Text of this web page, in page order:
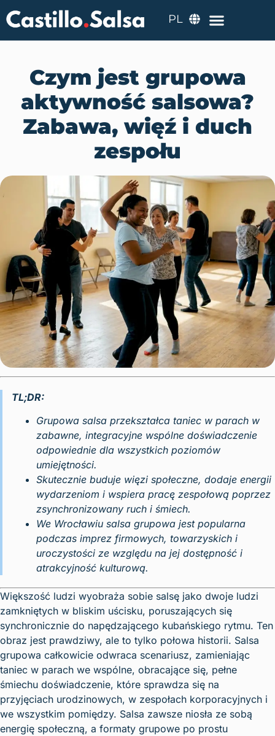
PL
Czym jest grupowa
aktywność salsowa?
Zabawa, więź i duch
zespołu
TL;DR:
Grupowa salsa przekształca taniec w parach w
zabawne, integracyjne wspólne doświadczenie
odpowiednie dla wszystkich poziomów
umiejętności.
Skutecznie buduje więzi społeczne, dodaje energii
wydarzeniom i wspiera pracę zespołową poprzez
zsynchronizowany ruch i śmiech.
We Wrocławiu salsa grupowa jest popularna
podczas imprez firmowych, towarzyskich i
uroczystości ze względu na jej dostępność i
atrakcyjność kulturową.
Większość ludzi wyobraża sobie salsę jako dwoje ludzi
zamkniętych w bliskim uścisku, poruszających się
synchronicznie do napędzającego kubańskiego rytmu. Ten
obraz jest prawdziwy, ale to tylko połowa historii. Salsa
grupowa całkowicie odwraca scenariusz, zamieniając
taniec w parach we wspólne, obracające się, pełne
śmiechu doświadczenie, które sprawdza się na
przyjęciach urodzinowych, w zespołach korporacyjnych i
we wszystkim pomiędzy. Salsa zawsze niosła ze sobą
energię społeczną, a formaty grupowe po prostu